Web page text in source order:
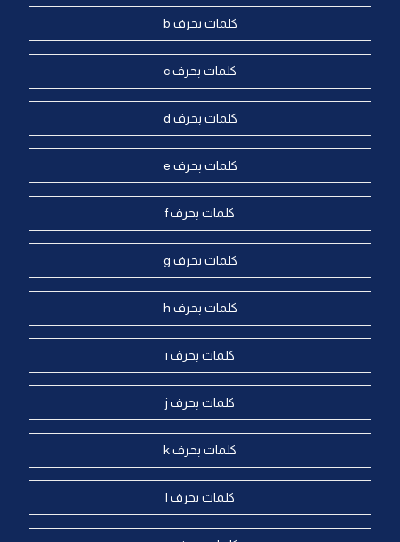
كلمات بحرف b
كلمات بحرف c
كلمات بحرف d
كلمات بحرف e
كلمات بحرف f
كلمات بحرف g
كلمات بحرف h
كلمات بحرف i
كلمات بحرف j
كلمات بحرف k
كلمات بحرف l